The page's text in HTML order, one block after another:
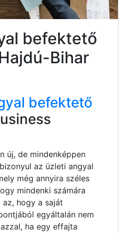
befektető
Bihar
befektető
új, de mindenképpen
az üzleti angyal
még annyira széles
mindenki számára
hogy a saját
egyáltalán nem
ha egy effajta